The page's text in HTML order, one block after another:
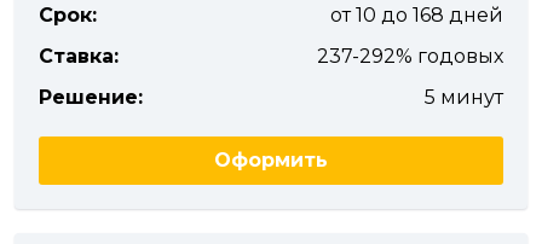
Срок:
от 10 до 168 дней
Ставка:
237-292% годовых
Решение:
5 минут
Оформить